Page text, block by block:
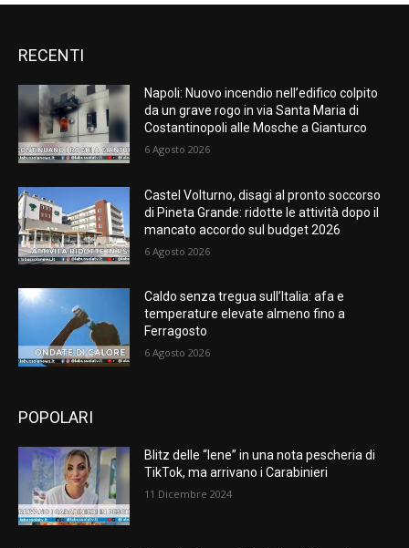
RECENTI
Napoli: Nuovo incendio nell’edifico colpito
da un grave rogo in via Santa Maria di
Costantinopoli alle Mosche a Gianturco
6 Agosto 2026
Castel Volturno, disagi al pronto soccorso
di Pineta Grande: ridotte le attività dopo il
mancato accordo sul budget 2026
6 Agosto 2026
Caldo senza tregua sull’Italia: afa e
temperature elevate almeno fino a
Ferragosto
6 Agosto 2026
POPOLARI
Blitz delle “Iene” in una nota pescheria di
TikTok, ma arrivano i Carabinieri
11 Dicembre 2024